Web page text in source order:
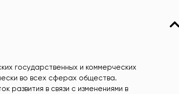
государственных и коммерческих
во всех сферах общества.
развития в связи с изменениями в